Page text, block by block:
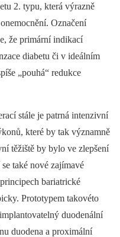
2. typu, která výrazně
Označení
že primární indikací
diabetu či v ideálním
„pouhá“ redukce
stále je patrná intenzivní
které by tak významně
těžiště by bylo ve zlepšení
také nové zajímavé
bariatrické
Prototypem takovéto
duodenální
duodena a proximální